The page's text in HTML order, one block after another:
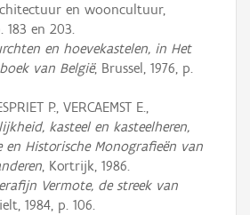
en wooncultuur,
183 en 203.
en hoevekastelen, in Het
van België, Brussel, 1976, p.
P., VERCAEMST E.,
kasteel en kasteelheren,
en Historische Monografieën van
, Kortrijk, 1986.
Vermote, de streek van
1984, p. 106.